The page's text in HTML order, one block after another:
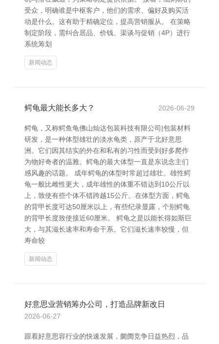
受众，明确谁是中枢客户，他们的需求、偏好及购买活
动是什么。这有助于精确定位，提高营销服从。 在策略
制定阶段，需纠合居品、价钱、渠谈与促销（4P）进行
系统筹划
新闻动态
鳄龟最大能长多大？ 2026-06-29
鳄龟，又称鳄鱼龟佛山灿达包装科技有限公司|包装材料
研发，是一种体型雄壮的淡水龟类，原产于北好意思
洲。它们因其结实的外在和私有的习性而受到好多爬作
为物好奇者的温雅。鳄龟的最大体型一直是东说念主们
感风趣的话题。 成年鳄龟的体型时常超过雄壮。雄性鳄
龟一般比雌性更大，成年雄性的体重不错达到10公斤以
上，致使有些个体不错跨越15公斤。在体型方面，鳄龟
的背甲长度可达50厘米以上，有些纪录显露，个别鳄龟
的背甲长度致使接近60厘米。 鳄龟之是以能长得如斯巨
大，与其滋长速率和寿命干系。它们滋长速率较慢，但
寿命较
新闻动态
好意思业营销筹办公司，打造品牌新改日
2026-06-27
跟着好意思容行业的快速发展，阛阓竞争日益热烈，品